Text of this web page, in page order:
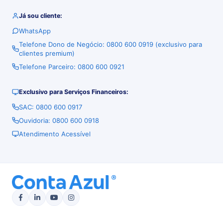
Já sou cliente:
WhatsApp
Telefone Dono de Negócio: 0800 600 0919 (exclusivo para
clientes premium)
Telefone Parceiro: 0800 600 0921
Exclusivo para Serviços Financeiros:
SAC: 0800 600 0917
Ouvidoria: 0800 600 0918
Atendimento Acessível